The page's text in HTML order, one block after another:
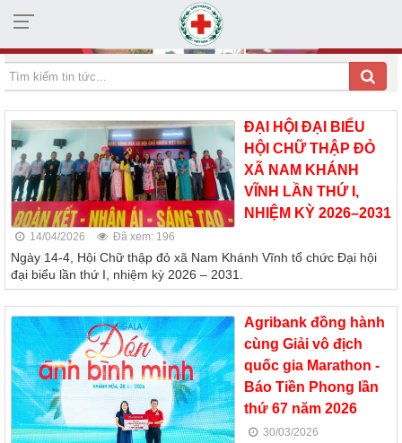
HỘI CHỮ THẬP ĐỎ TỈNH KHÁNH HÒA
ĐẠI HỘI ĐẠI BIỂU
HỘI CHỮ THẬP ĐỎ
XÃ NAM KHÁNH
VĨNH LẦN THỨ I,
NHIỆM KỲ 2026–2031
14/04/2026 Đã xem: 196
Ngày 14-4, Hội Chữ thập đỏ xã Nam Khánh Vĩnh tổ chức Đại hội
đại biểu lần thứ I, nhiệm kỳ 2026 – 2031.
Agribank đồng hành
cùng Giải vô địch
quốc gia Marathon -
Báo Tiền Phong lần
thứ 67 năm 2026
30/03/2026